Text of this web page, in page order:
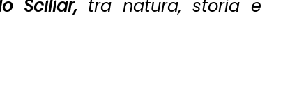
Sciliar,tra natura, storia e